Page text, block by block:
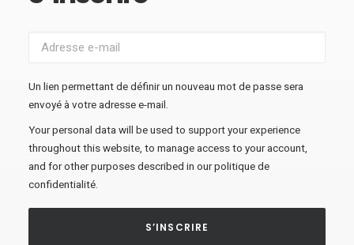
Un lien permettant de définir un nouveau mot de passe sera
envoyé à votre adresse e-mail.
Your personal data will be used to support your experience
throughout this website, to manage access to your account,
and for other purposes described in ourpolitique de
confidentialité
S’INSCRIRE